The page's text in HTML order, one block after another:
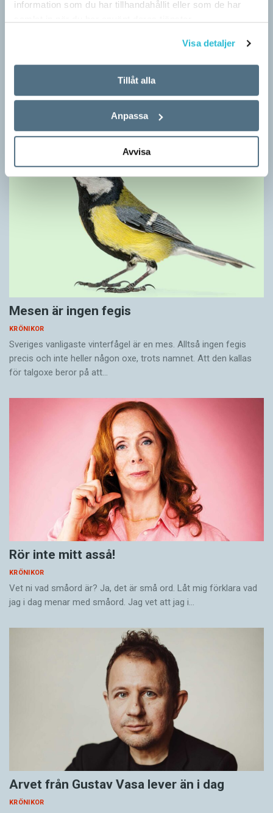
information som du har tillhandahållit eller som de har
Visa detaljer
Tillåt alla
Anpassa
Avvisa
Ordens umgänge avslöjar betydelsen
”Du kan begripa ett ord genom att titta på vilka det umgås med”
– ungefär så sa den brittiske språkvetaren John Rupert Firth
(1890–1960) om…
Mesen är ingen fegis
KRÖNIKOR
Sveriges vanligaste vinterfågel är en mes. Alltså ingen fegis
precis och inte heller någon oxe, trots namnet. Att den kallas
för talgoxe beror på att…
Rör inte mitt asså!
KRÖNIKOR
Vet ni vad småord är? Ja, det är små ord. Låt mig förklara vad
jag i dag menar med småord. Jag vet att jag i…
Arvet från Gustav Vasa lever än i dag
KRÖNIKOR